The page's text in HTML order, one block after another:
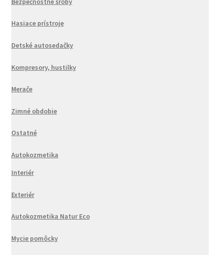
Hasiace prístroje
Detské autosedačky
Kompresory, hustilky
Merače
Zimné obdobie
Ostatné
Autokozmetika
Interiér
Exteriér
Autokozmetika Natur Eco
Mycie pomôcky